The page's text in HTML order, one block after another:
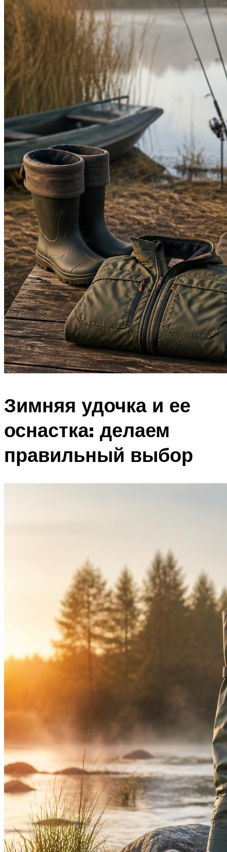
Зимняя удочка и ее
оснастка: делаем
правильный выбор